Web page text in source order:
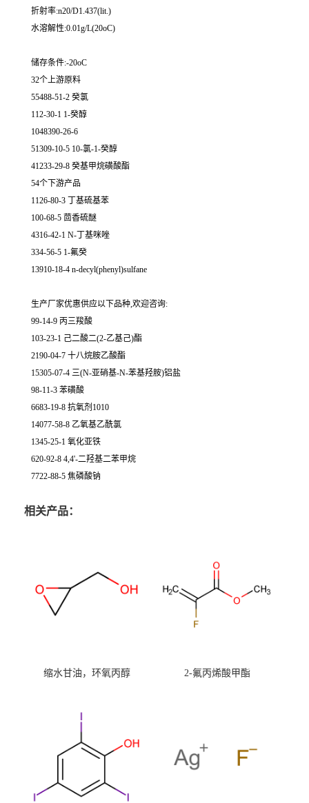
折射率:n20/D1.437(lit.)
水溶解性:0.01g/L(20oC)
储存条件:-20oC
32个上游原料
55488-51-2 癸氯
112-30-1 1-癸醇
1048390-26-6
51309-10-5 10-氯-1-癸醇
41233-29-8 癸基甲烷磺酸酯
54个下游产品
1126-80-3 丁基硫基苯
100-68-5 茴香硫醚
4316-42-1 N-丁基咪唑
334-56-5 1-氟癸
13910-18-4 n-decyl(phenyl)sulfane
生产厂家优惠供应以下品种,欢迎咨询:
99-14-9 丙三羧酸
103-23-1 己二酸二(2-乙基己)酯
2190-04-7 十八烷胺乙酸酯
15305-07-4 三(N-亚硝基-N-苯基羟胺)铝盐
98-11-3 苯磺酸
6683-19-8 抗氧剂1010
14077-58-8 乙氧基乙酰氯
1345-25-1 氧化亚铁
620-92-8 4,4'-二羟基二苯甲烷
7722-88-5 焦磷酸钠
相关产品：
缩水甘油，环氧丙醇 2-氟丙烯酸甲酯